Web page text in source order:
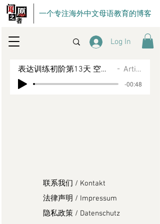
一个专注海外中文母语教育的博客
Log In
表达训练初阶第13天 空间框架——4-6号工具运用 Artist Name
-00:48
联系我们 / Kontakt
法律声明 / Impressum
隐私政策 / Datenschutz